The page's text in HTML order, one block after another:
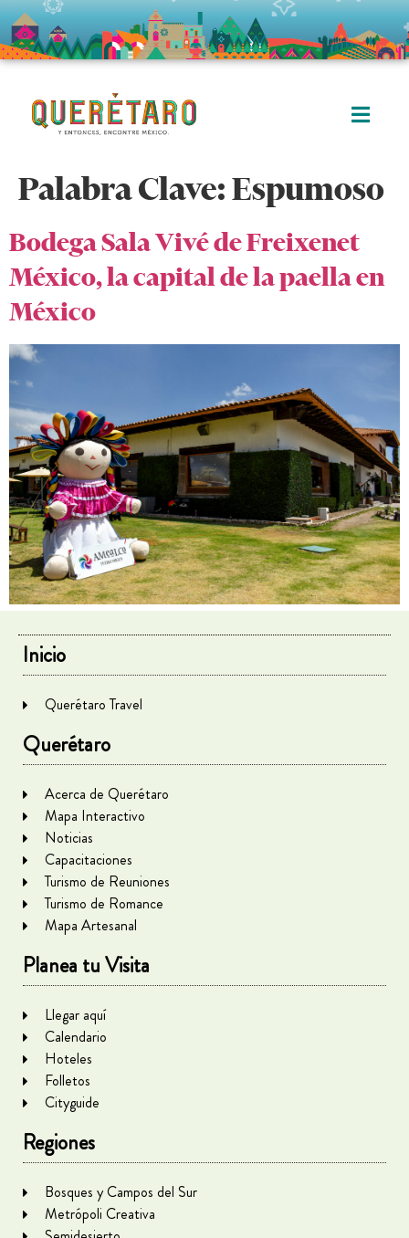
Palabra Clave:Espumoso
Bodega Sala Vivé de Freixenet
México, la capital de la paella en
México
Inicio
Querétaro Travel
Querétaro
Acerca de Querétaro
Mapa Interactivo
Noticias
Capacitaciones
Turismo de Reuniones
Turismo de Romance
Mapa Artesanal
Planea tu Visita
Llegar aquí
Calendario
Hoteles
Folletos
Cityguide
Regiones
Bosques y Campos del Sur
Metrópoli Creativa